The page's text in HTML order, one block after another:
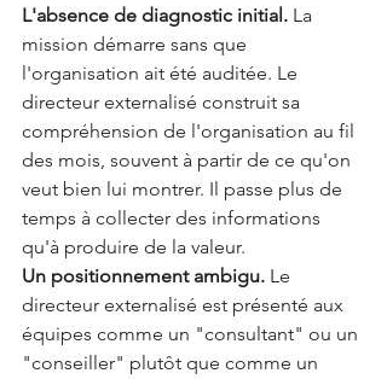
L'absence de diagnostic initial. La
mission démarre sans que
l'organisation ait été auditée. Le
directeur externalisé construit sa
compréhension de l'organisation au fil
des mois, souvent à partir de ce qu'on
veut bien lui montrer. Il passe plus de
temps à collecter des informations
qu'à produire de la valeur.
Un positionnement ambigu. Le
directeur externalisé est présenté aux
équipes comme un "consultant" ou un
"conseiller" plutôt que comme un